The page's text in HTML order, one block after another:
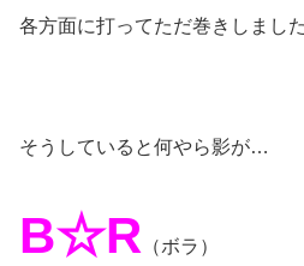
各方面に打ってただ巻きしまし
そうしていると何やら影が…
B☆R （ボラ）